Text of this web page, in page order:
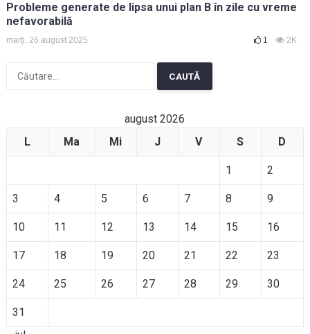
Probleme generate de lipsa unui plan B în zile cu vreme
nefavorabilă
marți, 26 august 2025 1 2K
Caută
august 2026
L
Ma Mi J V S D
1 2
3 4 5 6 7 8 9
10 11 12 13 14 15 16
17 18 19 20 21 22 23
24 25 26 27 28 29 30
31